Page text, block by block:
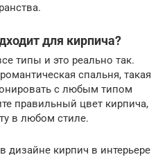
для кирпича?
типы и это реально так.
спальня, такая
с любым типом
правильный цвет кирпича,
в любом стиле.
дизайне кирпич в интерьере